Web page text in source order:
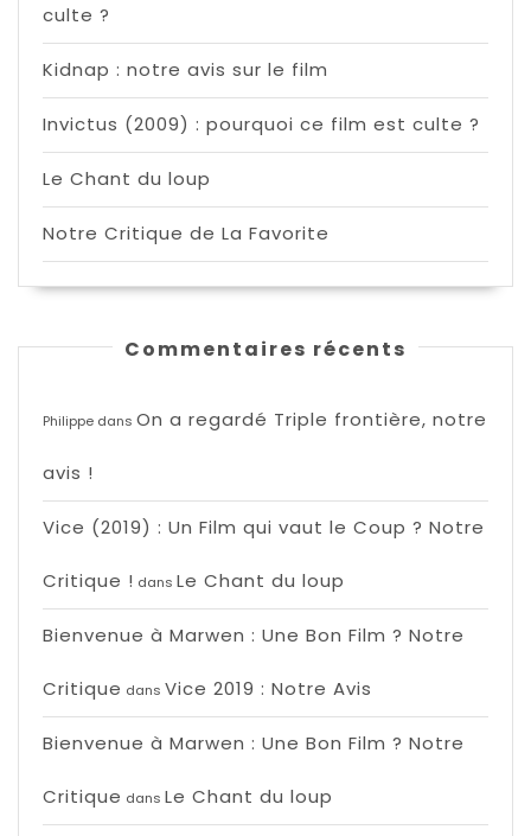
culte ?
Kidnap : notre avis sur le film
Invictus (2009) : pourquoi ce film est culte ?
Le Chant du loup
Notre Critique de La Favorite
Commentaires récents
Philippe dans On a regardé Triple frontière, notre
avis !
Vice (2019) : Un Film qui vaut le Coup ? Notre
Critique ! dans Le Chant du loup
Bienvenue à Marwen : Une Bon Film ? Notre
Critique dans Vice 2019 : Notre Avis
Bienvenue à Marwen : Une Bon Film ? Notre
Critique dans Le Chant du loup